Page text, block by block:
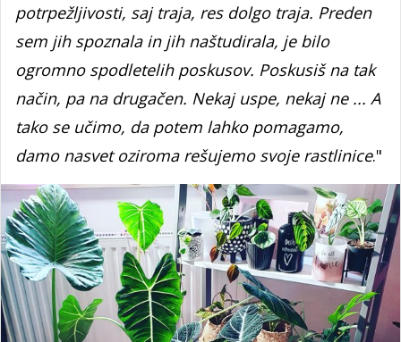
potrpežljivosti, saj traja, res dolgo traja. Preden
sem jih spoznala in jih naštudirala, je bilo
ogromno spodletelih poskusov. Poskusiš na tak
način, pa na drugačen. Nekaj uspe, nekaj ne ... A
tako se učimo, da potem lahko pomagamo,
damo nasvet oziroma rešujemo svoje rastlinice."